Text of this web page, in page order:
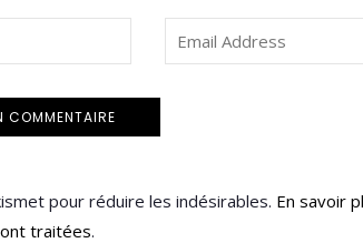
pour réduire les indésirables. En savoir
traitées.